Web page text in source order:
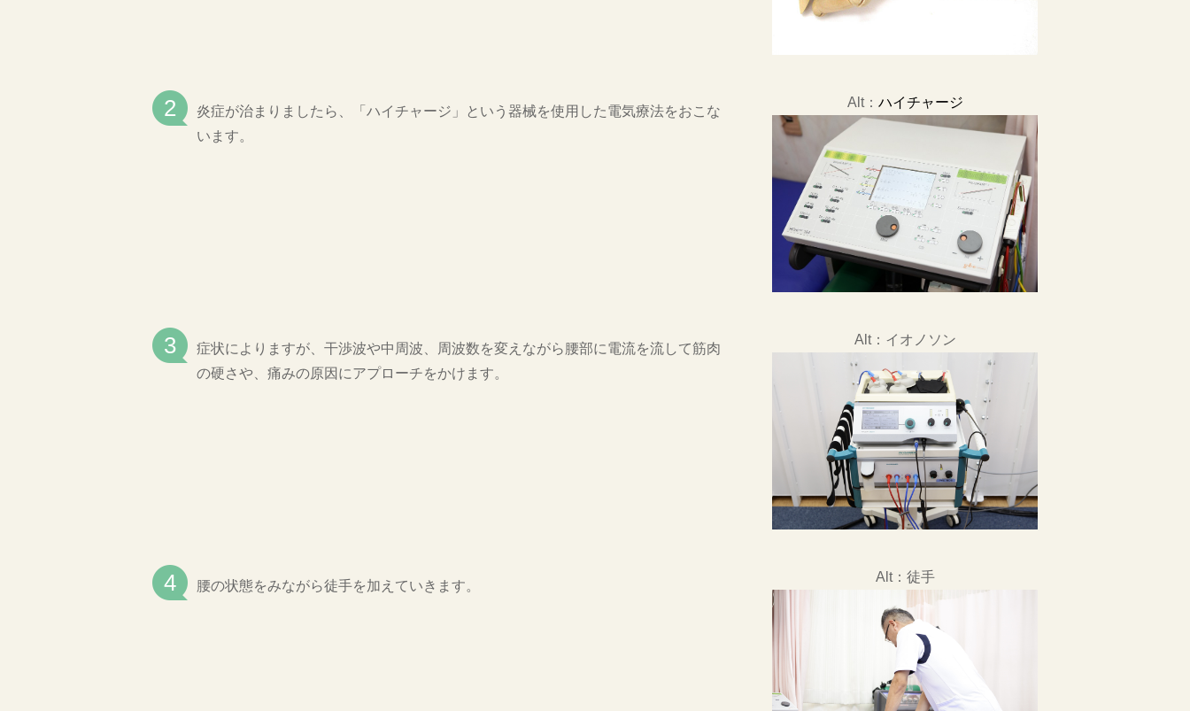
Alt： ハイチャージ
炎症が治まりましたら、「ハイチャージ」という器械を使用した電気療法をおこな
います。
Alt：イオノソン
症状によりますが、干渉波や中周波、周波数を変えながら腰部に電流を流して筋肉
の硬さや、痛みの原因にアプローチをかけます。
Alt：徒手
腰の状態をみながら徒手を加えていきます。